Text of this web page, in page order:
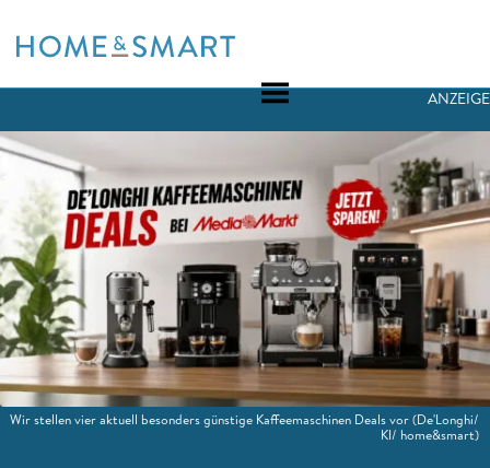
to
ANZEIGE
Wir stellen vier aktuell besonders günstige Kaffeemaschinen Deals vor(De'Longhi/
KI/ home&smart)